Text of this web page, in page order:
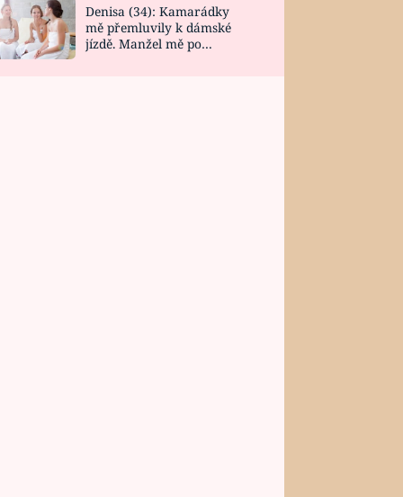
Denisa (34): Kamarádky
mě přemluvily k dámské
jízdě. Manžel mě po